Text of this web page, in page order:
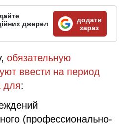
джерел
додати
зараз
обязательную
ввести на период
для:
(профессионально-